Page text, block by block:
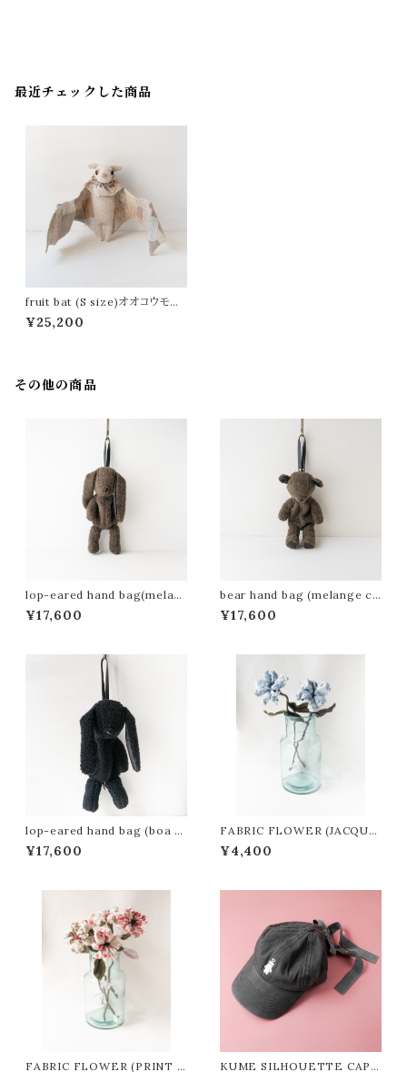
最近チェックした商品
fruit bat (S size)オオコウモリ
のぬいぐるみ
¥25,200
その他の商品
lop-eared hand bag(melan
ge charcoal)
¥17,600
bear hand bag (melange ch
arcoal)(ABBF2405)
¥17,600
lop-eared hand bag (boa bl
ack)
¥17,600
FABRIC FLOWER (JACQUA
RD Toile de Jouy)
¥4,400
FABRIC FLOWER (PRINT T KUME SILHOUETTE CAP